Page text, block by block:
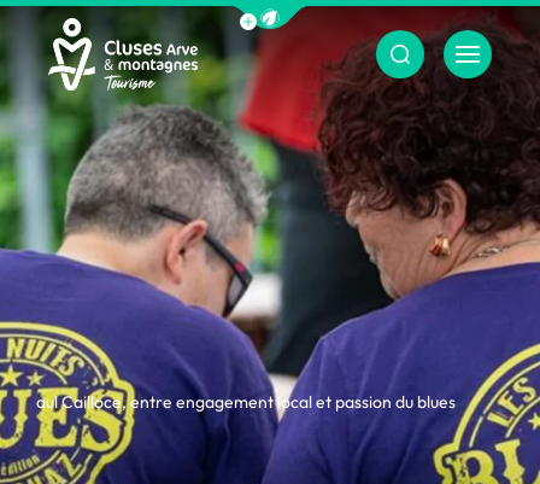
Afficher la barre de navigation du
Cluses Arve &amp; montagnes
Menu
Paul Cailloce, entre engagement local et passion du blues